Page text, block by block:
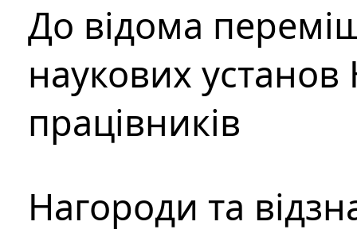
До відома
наукових установ
працівників
Нагороди та